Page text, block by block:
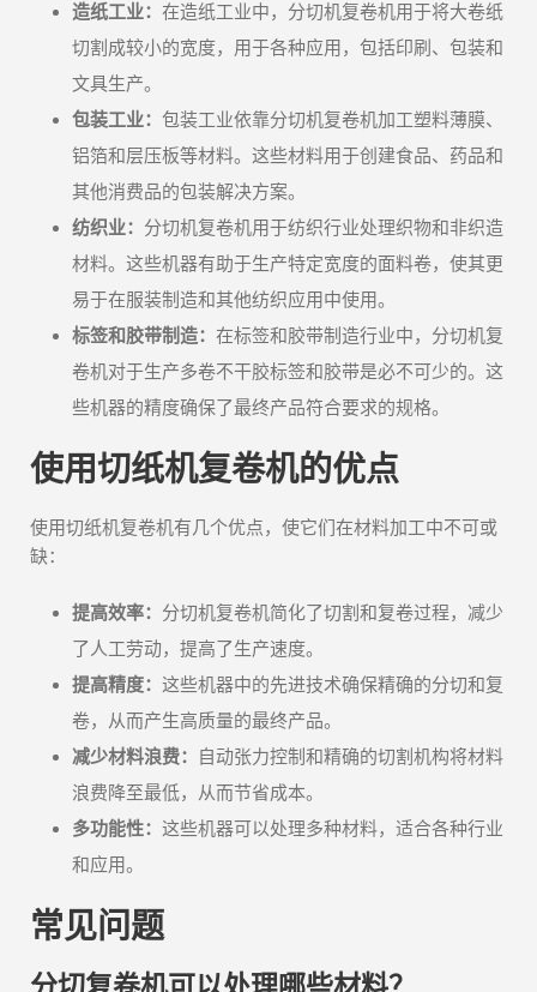
造纸工业： 在造纸工业中，分切机复卷机用于将大卷纸
切割成较小的宽度，用于各种应用，包括印刷、包装和
文具生产。
包装工业： 包装工业依靠分切机复卷机加工塑料薄膜、
铝箔和层压板等材料。这些材料用于创建食品、药品和
其他消费品的包装解决方案。
纺织业： 分切机复卷机用于纺织行业处理织物和非织造
材料。这些机器有助于生产特定宽度的面料卷，使其更
易于在服装制造和其他纺织应用中使用。
标签和胶带制造： 在标签和胶带制造行业中，分切机复
卷机对于生产多卷不干胶标签和胶带是必不可少的。这
些机器的精度确保了最终产品符合要求的规格。
使用切纸机复卷机的优点
使用切纸机复卷机有几个优点，使它们在材料加工中不可或
缺：
提高效率： 分切机复卷机简化了切割和复卷过程，减少
了人工劳动，提高了生产速度。
提高精度： 这些机器中的先进技术确保精确的分切和复
卷，从而产生高质量的最终产品。
减少材料浪费：
自动张力控制和精确的切割机构将材料
浪费降至最低，从而节省成本。
多功能性： 这些机器可以处理多种材料，适合各种行业
和应用。
常见问题